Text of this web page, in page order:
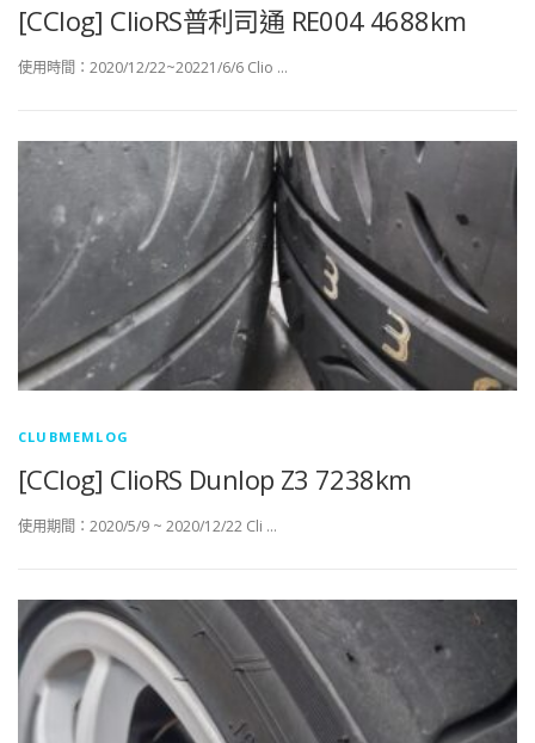
[CClog] ClioRS普利司通 RE004 4688km
使用時間：2020/12/22~20221/6/6 Clio …
CLUBMEMLOG
[CClog] ClioRS Dunlop Z3 7238km
使用期間：2020/5/9 ~ 2020/12/22 Cli …